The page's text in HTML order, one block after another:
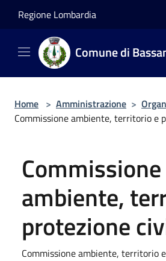
Regione Lombardia
Comune di
Home > Amministrazione >
Commissione ambiente, territorio e
Commissione
ambiente,
protezione
Commissione ambiente, territorio